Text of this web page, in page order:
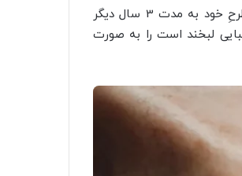
این متخصص دوره دندانپزشکی عمومی را پشت سر گذاشته و بعد از سپری کردن طرحِ خود به مدت 3 سال دیگر
لبخند است را به صورت